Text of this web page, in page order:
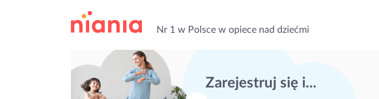
Nr 1 w Polsce w opiece nad dziećmi
Zarejestruj się i...